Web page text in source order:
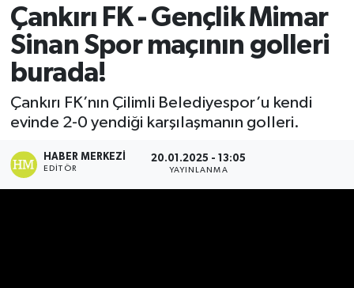
Çankırı FK - Gençlik Mimar
Sinan Spor maçının golleri
burada!
Çankırı FK’nın Çilimli Belediyespor’u kendi
evinde 2-0 yendiği karşılaşmanın golleri.
HABER MERKEZI
EDITÖR
20.01.2025 - 13:05
YAYINLANMA
EKONOMİ
SAĞLIK
SPOR
EĞİTİM
Trafik Durumu
Süper Lig Puan Durumu ve Fikstür
Tüm Manşetler
Son Dakika Haberleri